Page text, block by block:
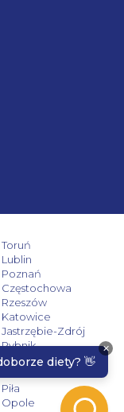
Toruń
Lublin
Poznań
Częstochowa
Rzeszów
Katowice
Jastrzębie-Zdrój
Rybnik
Zielona Góra
Piła
Opole